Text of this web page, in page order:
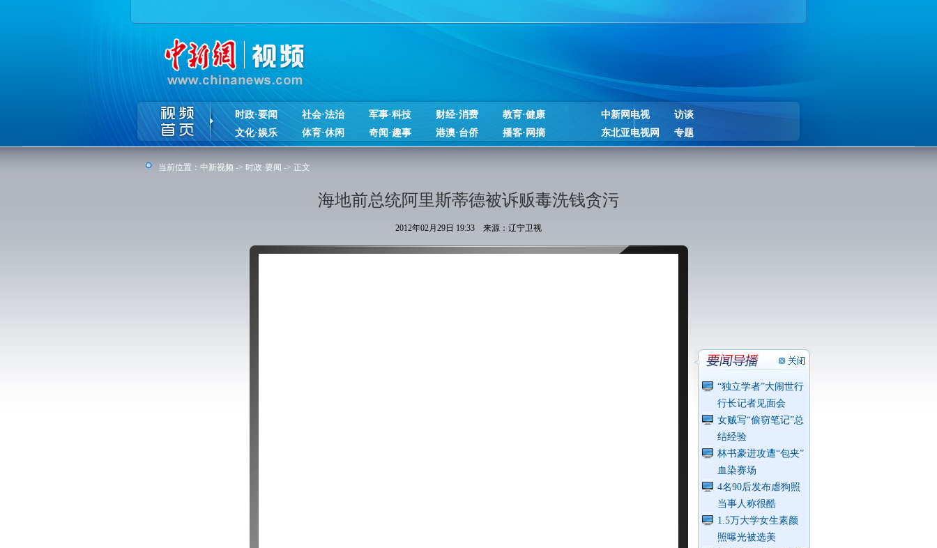
时政·要闻 社会·法治 军事·科技 财经·消费
教育·健康
文化·娱乐
体育·休闲 奇闻·趣事 港澳·台侨 播客·网摘
中新网电视
访谈
东北亚电视网
专题
当前位置： 中新视频 -> 时政·要闻 -> 正文
海地前总统阿里斯蒂德被诉贩毒洗钱贪污
2012年02月29日 19:33 来源：辽宁卫视
“独立学者”大闹世行
行长记者见面会
女贼写“偷窃笔记”总
结经验
林书豪进攻遭“包夹”
血染赛场
4名90后发布虐狗照
当事人称很酷
1.5万大学女生素颜
照曝光被选美